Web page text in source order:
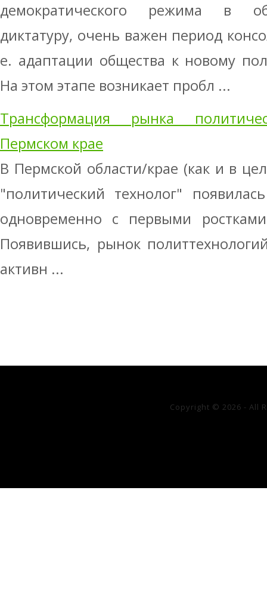
демократического режима в
диктатуру, очень важен период
е. адаптации общества к новому
На этом этапе возникает пробл ...
Трансформация рынка
Пермском крае
В Пермской области/крае (как и в
"политический технолог"
одновременно с первыми
Появившись, рынок
активн ...
Copyright © 2026 - All